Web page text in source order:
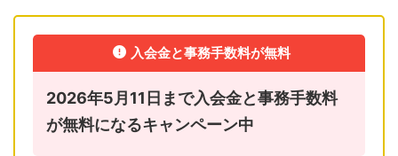
入会金と事務手数料が無料
2026年5月11日まで入会金と事務手数料
が無料になるキャンペーン中